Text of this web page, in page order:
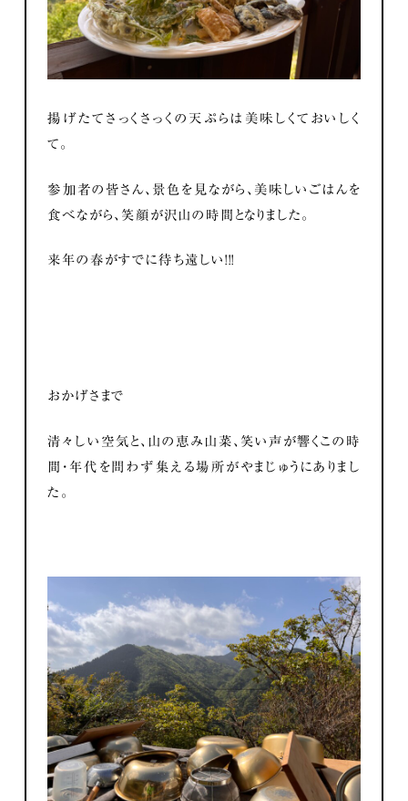
揚げたてさっくさっくの天ぷらは美味しくておいしく
て。
参加者の皆さん、景色を見ながら、美味しいごはんを
食べながら、笑顔が沢山の時間となりました。
来年の春がすでに待ち遠しい！！！
おかげさまで
清々しい空気と、山の恵み山菜、笑い声が響くこの時
間・年代を問わず集える場所がやまじゅうにありまし
た。